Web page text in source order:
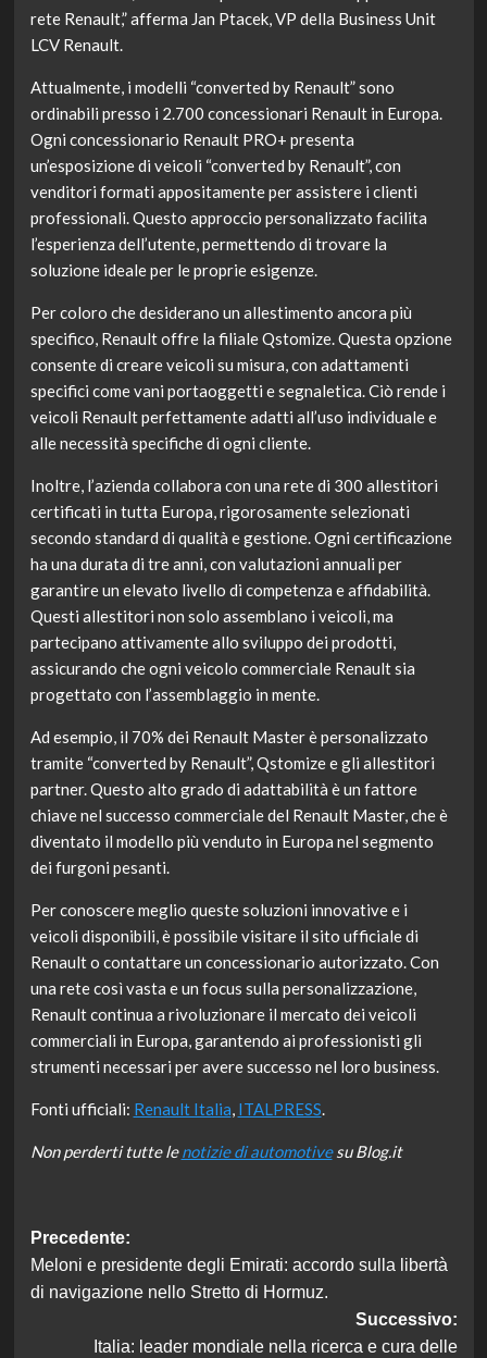
rete Renault,” afferma Jan Ptacek, VP della Business Unit
LCV Renault.
Attualmente, i modelli “converted by Renault” sono
ordinabili presso i 2.700 concessionari Renault in Europa.
Ogni concessionario Renault PRO+ presenta
un’esposizione di veicoli “converted by Renault”, con
venditori formati appositamente per assistere i clienti
professionali. Questo approccio personalizzato facilita
l’esperienza dell’utente, permettendo di trovare la
soluzione ideale per le proprie esigenze.
Per coloro che desiderano un allestimento ancora più
specifico, Renault offre la filiale Qstomize. Questa opzione
consente di creare veicoli su misura, con adattamenti
specifici come vani portaoggetti e segnaletica. Ciò rende i
veicoli Renault perfettamente adatti all’uso individuale e
alle necessità specifiche di ogni cliente.
Inoltre, l’azienda collabora con una rete di 300 allestitori
certificati in tutta Europa, rigorosamente selezionati
secondo standard di qualità e gestione. Ogni certificazione
ha una durata di tre anni, con valutazioni annuali per
garantire un elevato livello di competenza e affidabilità.
Questi allestitori non solo assemblano i veicoli, ma
partecipano attivamente allo sviluppo dei prodotti,
assicurando che ogni veicolo commerciale Renault sia
progettato con l’assemblaggio in mente.
Ad esempio, il 70% dei Renault Master è personalizzato
tramite “converted by Renault”, Qstomize e gli allestitori
partner. Questo alto grado di adattabilità è un fattore
chiave nel successo commerciale del Renault Master, che è
diventato il modello più venduto in Europa nel segmento
dei furgoni pesanti.
Per conoscere meglio queste soluzioni innovative e i
veicoli disponibili, è possibile visitare il sito ufficiale di
Renault o contattare un concessionario autorizzato. Con
una rete così vasta e un focus sulla personalizzazione,
Renault continua a rivoluzionare il mercato dei veicoli
commerciali in Europa, garantendo ai professionisti gli
strumenti necessari per avere successo nel loro business.
Fonti ufficiali: Renault Italia, ITALPRESS.
Non perderti tutte lenotizie di automotivesu Blog.it
Navigazione
articolo
Precedente:
Meloni e presidente degli Emirati: accordo sulla libertà
di navigazione nello Stretto di Hormuz.
Successivo:
Italia: leader mondiale nella ricerca e cura delle